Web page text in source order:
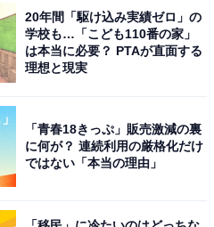
。そのような時代にあっ
とられるようになったので、
に移行し、1等・2等の運賃
特別車両を設置、運賃は同じ
途徴収する仕組みとなっ
を、等級を表わす数字では
多くの車両の場合、1等車
20年間「駆け込み実績ゼロ」の
学校も…「こども110番の家」
は本当に必要？ PTAが直面する
理想と現実
「青春18きっぷ」販売激減の裏
に何が？ 連続利用の厳格化だけ
ではない「本当の理由」